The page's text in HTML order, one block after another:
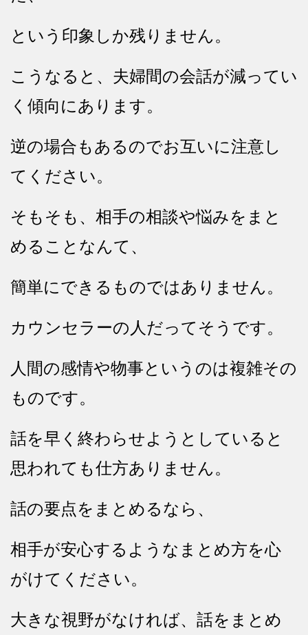
という印象しか残りません。
こうなると、夫婦間の会話が減ってい
く傾向にあります。
逆の場合もあるのでお互いに注意し
てください。
そもそも、相手の相談や悩みをまと
めることなんて、
簡単にできるものではありません。
カウンセラーの人だってそうです。
人間の感情や物事というのは複雑その
ものです。
話を早く終わらせようとしていると
思われても仕方ありません。
話の要点をまとめるなら、
相手が安心するようなまとめ方を心
がけてください。
大きな視野がなければ、話をまとめ